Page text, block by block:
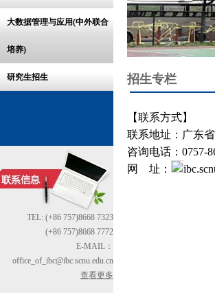
大数据管理与应用(中外联合
培养)
研究生招生
TEL: (+86 757)8668 7323
(+86 757)8668 7772
E-MAIL：
office_of_ibc@ibc.scnu.edu.cn
查看更多
招生专栏
【联系方式】
联系地址：广东
咨询电话：0757-
网 址：